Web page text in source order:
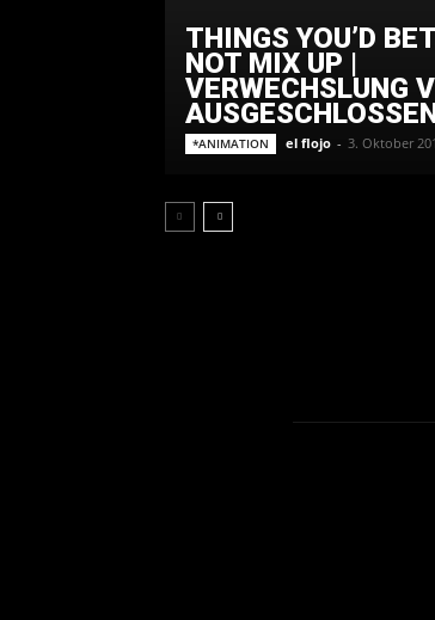
THINGS YOU’D
NOT MIX UP |
VERWECHSLUNG
*ANIMATION el flojo - 3. Oktober